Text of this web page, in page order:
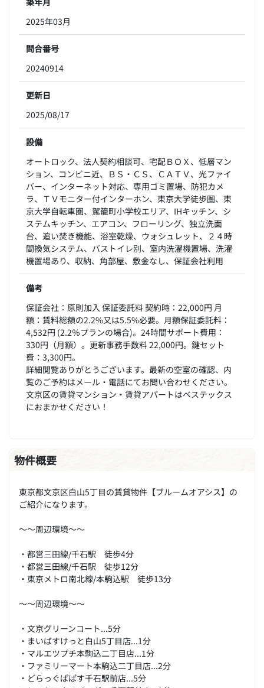
2025年03月
問合番号
20240914
更新日
2025/08/17
設備
オートロック、法人契約相談可、宅配ＢＯＸ、低層マン
ション、コンビニ近、ＢＳ・ＣＳ、ＣＡＴＶ、光ファイ
バー、インターネット対応、専用ゴミ置場、防犯カメ
ラ、ＴＶモニター付インターホン、東京大学徒歩圏、東
京大学自転車圏、駕籠町小学校エリア、IHキッチン、シ
ステムキッチン、エアコン、フローリング、独立洗面
台、追い焚き機能、浴室乾燥、ウォシュレット、２４時
間換気システム、バストイレ別、室内洗濯機置場、洗濯
機置場あり、収納、角部屋、敷金なし、保証会社利用
備考
保証会社：原則加入 保証委託料 契約時：22,000円 月
額：賃料総額の2.2%又は5.5%必要。月額保証委託料：
4,532円 (2.2％プランの場合)。24時間サポート費用：
330円（月額）。更新事務手数料 22,000円。鍵セット
費：3,300円。
詳細閲覧ありがとうございます。最新の空室の確認、内
覧のご予約はメール・電話にてお問い合わせください。
文京区の賃貸マンション・賃貸アパートはベステックス
におまかせください！
物件概要
東京都文京区白山5丁目の賃貸物件【ブルームオアシス】の
ご紹介になります。
～～周辺環境～～
・都営三田線/千石駅 徒歩4分
・都営三田線/千石駅 徒歩12分
・東京メトロ南北線/本駒込駅 徒歩13分
～～周辺環境～～
・文京グリーンコート...5分
・まいばすけっと白山5丁目店...1分
・マルエツプチ本駒込二丁目店...1分
・ファミリーマート本駒込二丁目店...2分
・どらっぐぱぱす千石駅前店...5分